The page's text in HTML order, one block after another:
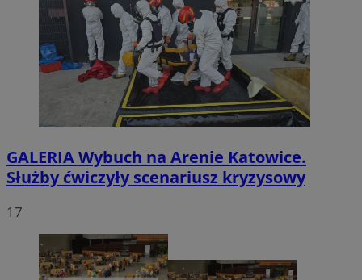
GALERIAWybuch na Arenie Katowice.
Służby ćwiczyły scenariusz kryzysowy
17